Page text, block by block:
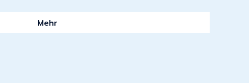
(mail:bjornfishing@hotmail.com)
Mehr